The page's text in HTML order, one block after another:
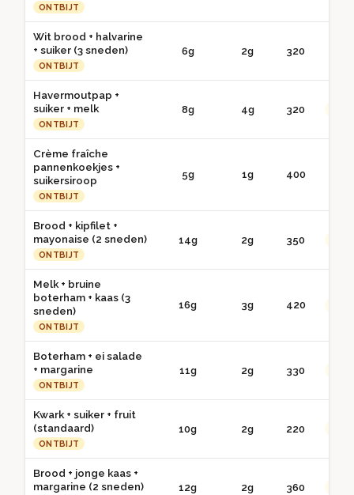
ONTBIJT
Wit brood + halvarine
+ suiker (3 sneden)
ONTBIJT
6g 2g 320
Havermoutpap +
suiker + melk
ONTBIJT
8g 4g 320
Crème fraîche
pannenkoekjes +
suikersiroop
ONTBIJT
5g 1g 400
Brood + kipfilet +
mayonaise (2 sneden)
ONTBIJT
14g 2g 350
Melk + bruine
boterham + kaas (3
sneden)
ONTBIJT
16g 3g 420
Boterham + ei salade
+ margarine
ONTBIJT
11g 2g 330
Kwark + suiker + fruit
(standaard)
ONTBIJT
10g 2g 220
Brood + jonge kaas +
margarine (2 sneden)
12g 2g 360